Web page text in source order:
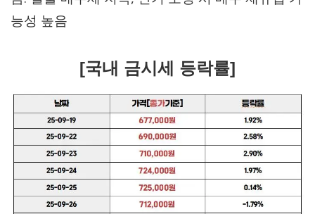
능성 높음
[국내 금시세 등락률]